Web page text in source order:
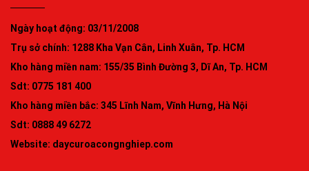
Ngày hoạt động: 03/11/2008
Trụ sở chính: 1288 Kha Vạn Cân, Linh Xuân, Tp. HCM
Kho hàng miền nam: 155/35 Bình Đường 3, Dĩ An, Tp. HCM
Sdt: 0775 181 400
Kho hàng miền bắc: 345 Lĩnh Nam, Vĩnh Hưng, Hà Nội
Sdt: 0888 49 6272
Website: daycuroacongnghiep.com